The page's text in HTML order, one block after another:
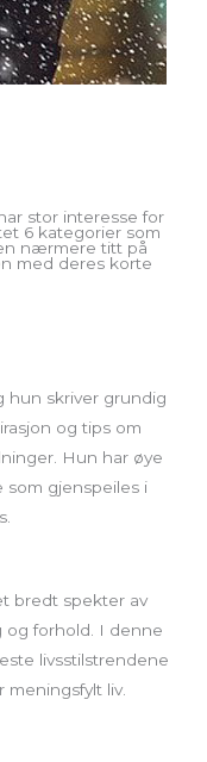
stor interesse for
6 kategorier som
nærmere titt på
med deres korte
hun skriver grundig
og tips om
Hun har øye
som gjenspeiles i
bredt spekter av
og forhold. I denne
livsstilstrendene
liv.